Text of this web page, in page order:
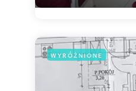
WYRÓŻNIONE